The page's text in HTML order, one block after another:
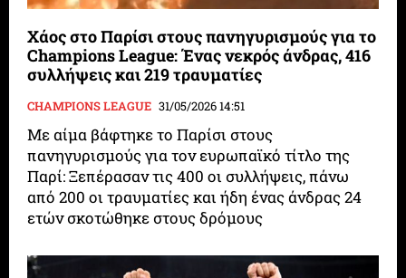
Χάος στο Παρίσι στους πανηγυρισμούς για το
Champions League: Ένας νεκρός άνδρας, 416
συλλήψεις και 219 τραυματίες
CHAMPIONS LEAGUE 31/05/2026 14:51
Με αίμα βάφτηκε το Παρίσι στους
πανηγυρισμούς για τον ευρωπαϊκό τίτλο της
Παρί: Ξεπέρασαν τις 400 οι συλλήψεις, πάνω
από 200 οι τραυματίες και ήδη ένας άνδρας 24
ετών σκοτώθηκε στους δρόμους